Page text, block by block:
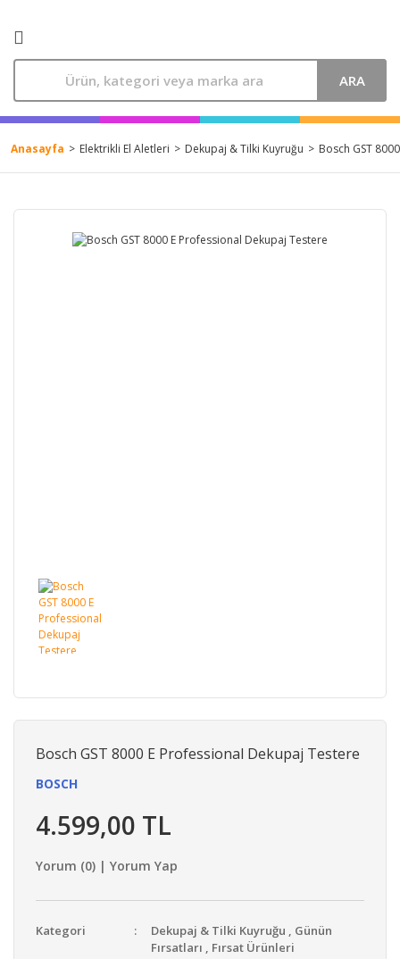
ARA
Anasayfa Elektrikli El Aletleri Dekupaj & Tilki Kuyruğu Bosch GST
Bosch GST 8000 E Professional Dekupaj Testere
BOSCH
4.599,00 TL
Yorum (0) | Yorum Yap
Kategori Dekupaj & Tilki Kuyruğu , Günün
Fırsatları , Fırsat Ürünleri